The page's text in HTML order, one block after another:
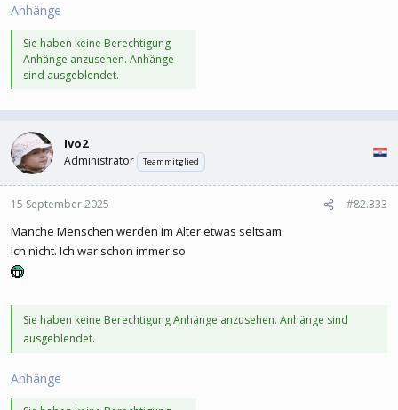
Anhänge
Sie haben keine Berechtigung
Anhänge anzusehen. Anhänge
sind ausgeblendet.
Ivo2
Administrator Teammitglied
15 September 2025 #82.333
Manche Menschen werden im Alter etwas seltsam.
Ich nicht. Ich war schon immer so
Sie haben keine Berechtigung Anhänge anzusehen. Anhänge sind
ausgeblendet.
Anhänge